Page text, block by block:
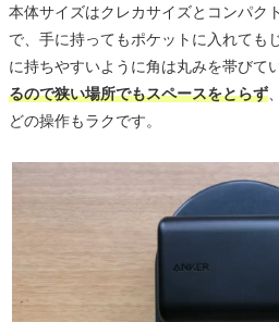
本体サイズはクレカサイズとコンパク
で、手に持ってもポケットに入れても
に持ちやすいように角は丸みを帯びて
るので狭い場所でもスペースをとらず
どの操作もラクです。